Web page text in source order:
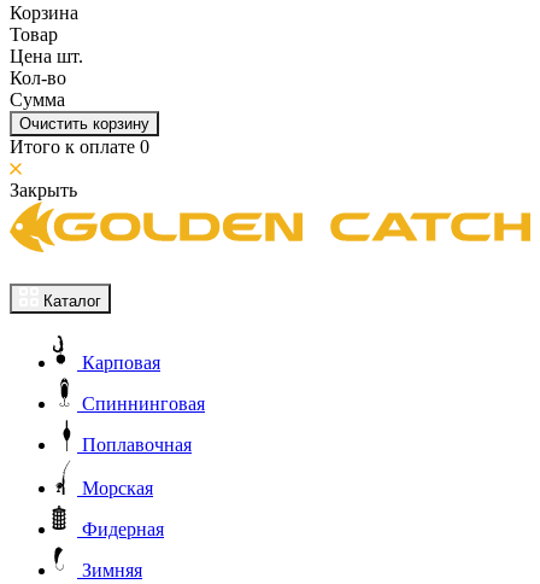
Корзина
Товар
Цена шт.
Кол-во
Сумма
Очистить корзину
Итого к оплате 0
Закрыть
Каталог
Карповая
Спиннинговая
Поплавочная
Морская
Фидерная
Зимняя